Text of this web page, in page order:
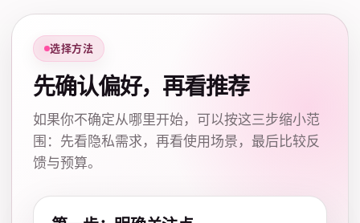
选择方法
先确认偏好，再看推荐
如果你不确定从哪里开始，可以按这三步缩小范
围：先看隐私需求，再看使用场景，最后比较反
馈与预算。